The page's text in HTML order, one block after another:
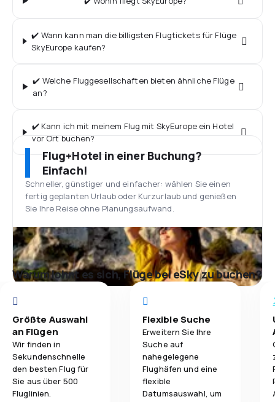
✔️ Wann kann man die billigsten Flugtickets für Flüge
SkyEurope kaufen?
✔️ Welche Fluggesellschaften bieten ähnliche Flüge
an?
✔️ Kann ich mit meinem Flug mit SkyEurope ein Hotel
vor Ort buchen?
Flug+Hotel in einer Buchung?
Einfach!
Schneller, günstiger und einfacher: wählen Sie einen
fertig geplanten Urlaub oder Kurzurlaub und genießen
Sie Ihre Reise ohne Planungsaufwand.
Warum lohnt es sich, Flüge bei eSky zu buchen?
Größte Auswahl
an Flügen
Wir finden in
Sekundenschnelle
den besten Flug für
Sie aus über 500
Fluglinien.
Flexible Suche
Erweitern Sie Ihre
Suche auf
nahegelegene
Flughäfen und eine
flexible
Datumsauswahl, um